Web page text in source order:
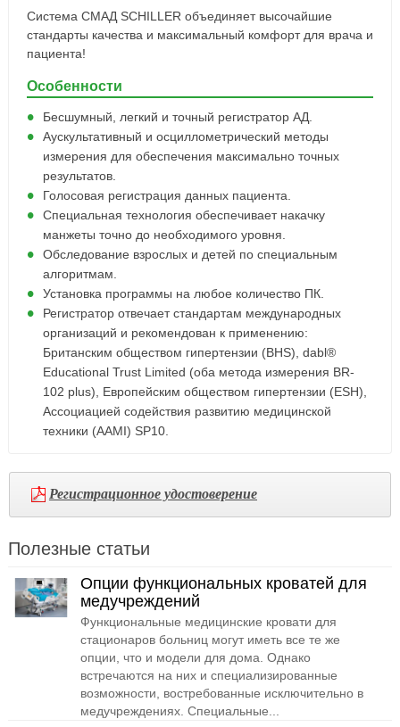
Система СМАД SCHILLER объединяет высочайшие
стандарты качества и максимальный комфорт для врача и
пациента!
Особенности
Бесшумный, легкий и точный регистратор АД.
Аускультативный и осциллометрический методы
измерения для обеспечения максимально точных
результатов.
Голосовая регистрация данных пациента.
Специальная технология обеспечивает накачку
манжеты точно до необходимого уровня.
Обследование взрослых и детей по специальным
алгоритмам.
Установка программы на любое количество ПК.
Регистратор отвечает стандартам международных
организаций и рекомендован к применению:
Британским обществом гипертензии (BHS), dabl®
Educational Trust Limited (оба метода измерения BR-
102 plus), Европейским обществом гипертензии (ESH),
Ассоциацией содействия развитию медицинской
техники (AAMI) SP10.
Регистрационное удостоверение
Полезные статьи
Опции функциональных кроватей для
медучреждений
Функциональные медицинские кровати для
стационаров больниц могут иметь все те же
опции, что и модели для дома. Однако
встречаются на них и специализированные
возможности, востребованные исключительно в
медучреждениях. Специальные...